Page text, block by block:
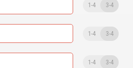
1-4 3-4
1-4 3-4
1-4 3-4